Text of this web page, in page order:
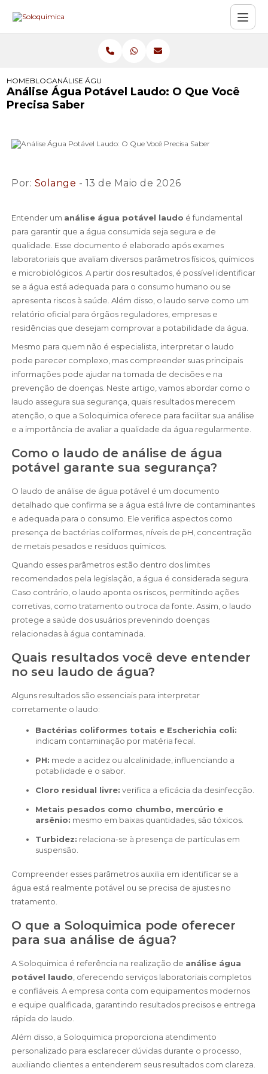
HOMEBLOGANÁLISE ÁGUA POTÁVEL LAUDO: O QUE VOCÊ PRECISA
Análise Água Potável Laudo: O Que Você
Precisa Saber
Por: Solange - 13 de Maio de 2026
Entender um análise água potável laudo é fundamental
para garantir que a água consumida seja segura e de
qualidade. Esse documento é elaborado após exames
laboratoriais que avaliam diversos parâmetros físicos, químicos
e microbiológicos. A partir dos resultados, é possível identificar
se a água está adequada para o consumo humano ou se
apresenta riscos à saúde. Além disso, o laudo serve como um
relatório oficial para órgãos reguladores, empresas e
residências que desejam comprovar a potabilidade da água.
Mesmo para quem não é especialista, interpretar o laudo
pode parecer complexo, mas compreender suas principais
informações pode ajudar na tomada de decisões e na
prevenção de doenças. Neste artigo, vamos abordar como o
laudo assegura sua segurança, quais resultados merecem
atenção, o que a Soloquimica oferece para facilitar sua análise
e a importância de avaliar a qualidade da água regularmente.
Como o laudo de análise de água
potável garante sua segurança?
O laudo de análise de água potável é um documento
detalhado que confirma se a água está livre de contaminantes
e adequada para o consumo. Ele verifica aspectos como
presença de bactérias coliformes, níveis de pH, concentração
de metais pesados e resíduos químicos.
Quando esses parâmetros estão dentro dos limites
recomendados pela legislação, a água é considerada segura.
Caso contrário, o laudo aponta os riscos, permitindo ações
corretivas, como tratamento ou troca da fonte. Assim, o laudo
protege a saúde dos usuários prevenindo doenças
relacionadas à água contaminada.
Quais resultados você deve entender
no seu laudo de água?
Alguns resultados são essenciais para interpretar
corretamente o laudo:
Bactérias coliformes totais e Escherichia coli:
indicam contaminação por matéria fecal.
pH: mede a acidez ou alcalinidade, influenciando a
potabilidade e o sabor.
Cloro residual livre: verifica a eficácia da desinfecção.
Metais pesados como chumbo, mercúrio e
arsênio: mesmo em baixas quantidades, são tóxicos.
Turbidez: relaciona-se à presença de partículas em
suspensão.
Compreender esses parâmetros auxilia em identificar se a
água está realmente potável ou se precisa de ajustes no
tratamento.
O que a Soloquimica pode oferecer
para sua análise de água?
A Soloquimica é referência na realização de análise água
potável laudo , oferecendo serviços laboratoriais completos
e confiáveis. A empresa conta com equipamentos modernos
e equipe qualificada, garantindo resultados precisos e entrega
rápida do laudo.
Além disso, a Soloquimica proporciona atendimento
personalizado para esclarecer dúvidas durante o processo,
auxiliando clientes a entenderem seus resultados com clareza.